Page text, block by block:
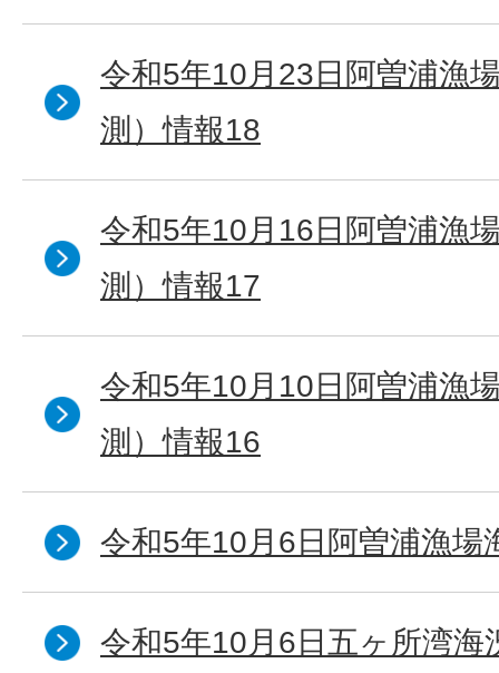
令和5年10月23日阿曽浦漁
測）情報18
令和5年10月16日阿曽浦漁
測）情報17
令和5年10月10日阿曽浦漁
測）情報16
令和5年10月6日阿曽浦漁場
令和5年10月6日五ヶ所湾海